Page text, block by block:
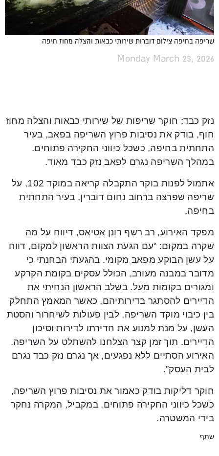
שריפה בחיפה צילום דוברות שירותי כבאות והצלה מחוז חיפה
Monday March 23, 2026
נזק כבד: חוקר שריפות של שירותי כבאות והצלה מחוז
חוף, בודק את נסיבות פרוץ השריפה בפאב, בעיר
התחתית בחיפה, כשכל כיווני החקירה פתוחים.
במהלך השריפה נגרם לפאב נזק כבד מאוד.
אתמול לפנות בוקר התקבלה קריאה במוקד 102, על
שריפה שפרצה ברחוב נחום דוברין, בעיר התחתית
בחיפה.
מפקד האירוע, רב רשף רונן אטיאס, דיווח על מה
שקרה במקום: “עם הגעת הצוות הראשון למקום, דווח
על עשן הבוקע מפאב מקומי. בהגעתי הבחנתי כי
מדובר במבנה מעורב, הכולל עסקים בקומת הקרקע
ומגורים בקומות מעל. בשלב הראשון הנחיתי את
הדיירים להסתגר בדירותיהם, כאשר המאמץ התחלק
בין כיבוי מוקד השריפה, לבין פעולות לשיחרור והסטת
העשן, על מנת למנוע את חדירתו לדירות וסיכון
הדיירים. תוך זמן קצר הצלחנו להשתלט על השריפה.
האירוע הסתיים ללא נפגעים, אך נגרם נזק כבד נגרם
לבית העסק”.
חוקר דליקות בודק כאמור את נסיבות פרוץ השריפה,
כשכל כיווני החקירה פתוחים. במקביל, המקרה נחקר
בידי המשטרה.
שתף